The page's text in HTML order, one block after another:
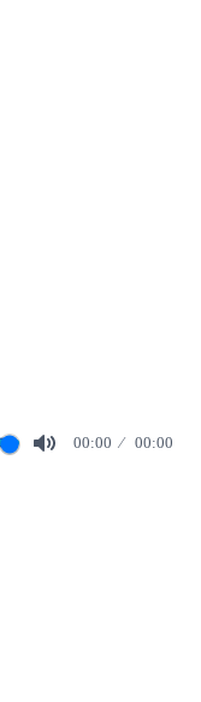
00:00 00:00